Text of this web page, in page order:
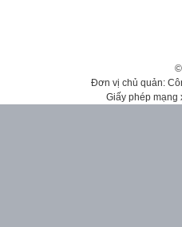
Đơn vị chủ quản:
Giấy phép mạng